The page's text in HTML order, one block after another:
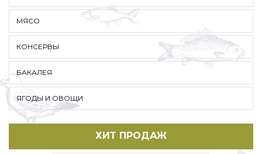
МЯСО
КОНСЕРВЫ
БАКАЛЕЯ
ЯГОДЫ И ОВОЩИ
ХИТ ПРОДАЖ